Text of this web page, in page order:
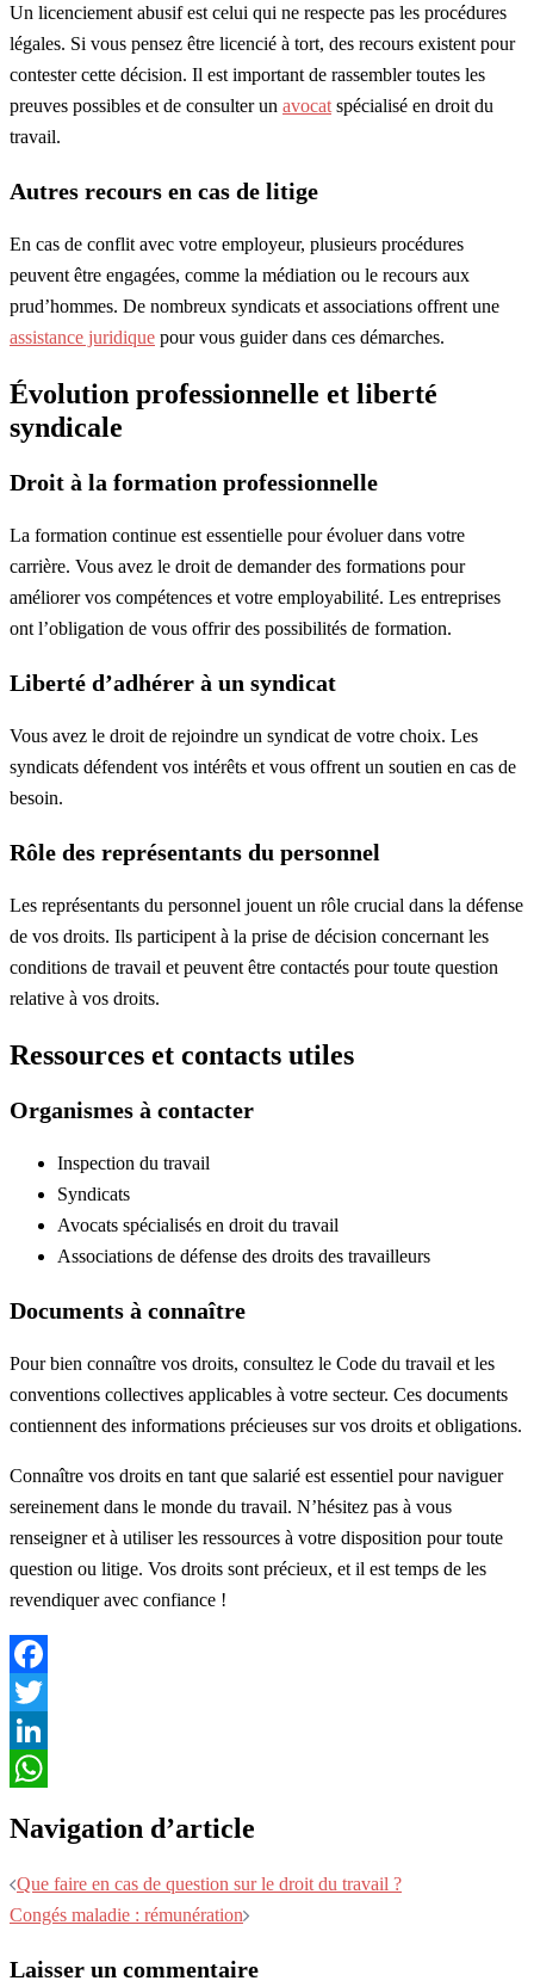
Un licenciement abusif est celui qui ne respecte pas les procédures
légales. Si vous pensez être licencié à tort, des recours existent pour
contester cette décision. Il est important de rassembler toutes les
preuves possibles et de consulter un avocat spécialisé en droit du
travail.
Autres recours en cas de litige
En cas de conflit avec votre employeur, plusieurs procédures
peuvent être engagées, comme la médiation ou le recours aux
prud’hommes. De nombreux syndicats et associations offrent une
assistance juridique pour vous guider dans ces démarches.
Évolution professionnelle et liberté
syndicale
Droit à la formation professionnelle
La formation continue est essentielle pour évoluer dans votre
carrière. Vous avez le droit de demander des formations pour
améliorer vos compétences et votre employabilité. Les entreprises
ont l’obligation de vous offrir des possibilités de formation.
Liberté d’adhérer à un syndicat
Vous avez le droit de rejoindre un syndicat de votre choix. Les
syndicats défendent vos intérêts et vous offrent un soutien en cas de
besoin.
Rôle des représentants du personnel
Les représentants du personnel jouent un rôle crucial dans la défense
de vos droits. Ils participent à la prise de décision concernant les
conditions de travail et peuvent être contactés pour toute question
relative à vos droits.
Ressources et contacts utiles
Organismes à contacter
Inspection du travail
Syndicats
Avocats spécialisés en droit du travail
Associations de défense des droits des travailleurs
Documents à connaître
Pour bien connaître vos droits, consultez le Code du travail et les
conventions collectives applicables à votre secteur. Ces documents
contiennent des informations précieuses sur vos droits et obligations.
Connaître vos droits en tant que salarié est essentiel pour naviguer
sereinement dans le monde du travail. N’hésitez pas à vous
renseigner et à utiliser les ressources à votre disposition pour toute
question ou litige. Vos droits sont précieux, et il est temps de les
revendiquer avec confiance !
Facebook
Twitter
LinkedIn
Navigation d’article
Que faire en cas de question sur le droit du travail ?
Congés maladie : rémunération
Laisser un commentaire